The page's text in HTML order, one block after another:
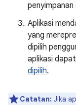
penyimpanan
Aplikasi
yang
dipilih
aplikasi dapat
dipilih.
Catatan: Jika